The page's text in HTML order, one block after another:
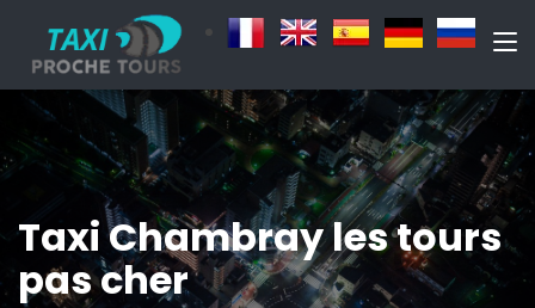
Taxi Chambray les tours
pas cher